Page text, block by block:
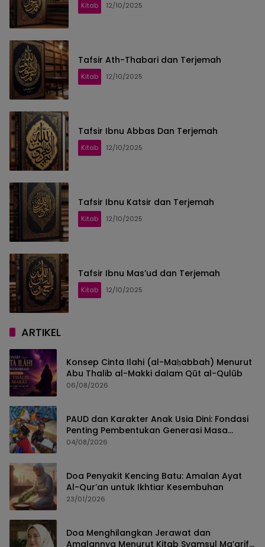
Kitab 12/10/2025
Tafsir Ath-Thabari dan Terjemah
Kitab 12/10/2025
Tafsir Ibnu Abbas Dan Terjemah
Kitab 12/10/2025
Tafsir Ibnu Katsir dan Terjemah
Kitab 12/10/2025
Tafsir Ibnu Mas’ud dan Terjemah
Kitab 12/10/2025
ARTIKEL
Konsep Cinta Ilahi (al-Maḥabbah) Menurut
Abu Thalib al-Makki dalam Qūt al-Qulūb
06/08/2026
PAUD dan Karakter Anak Usia Dini: Fondasi
Penting Pembentukan Generasi Masa
Depan
04/08/2026
Doa Penyakit Kencing Batu: Amalan Ayat
Al-Qur’an untuk Ikhtiar Kesembuhan
23/01/2026
Doa Menghilangkan Jerawat dan
Amalannya Menurut Kitab Syamsul Ma’arif